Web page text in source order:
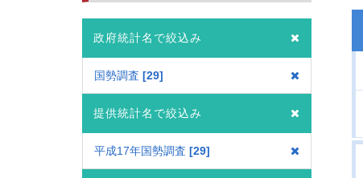
政府統計名で絞込み
国勢調査 29
提供統計名で絞込み
平成17年国勢調査 29